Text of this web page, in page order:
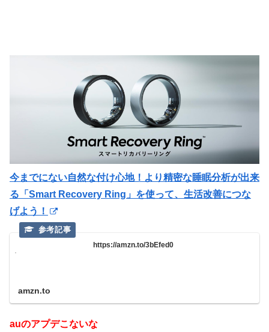
今までにない自然な付け心地！より精密な睡眠分析が出来
る「Smart Recovery Ring」を使って、生活改善につな
げよう！
https://amzn.to/3bEfed0
amzn.to
auのアプデこないな